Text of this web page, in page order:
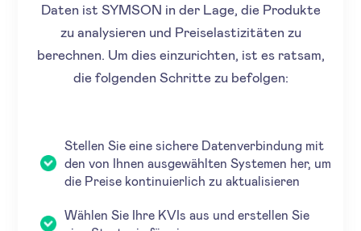
Daten ist SYMSON in der Lage, die Produkte
zu analysieren und Preiselastizitäten zu
berechnen. Um dies einzurichten, ist es ratsam,
die folgenden Schritte zu befolgen:
Stellen Sie eine sichere Datenverbindung mit
den von Ihnen ausgewählten Systemen her, um
die Preise kontinuierlich zu aktualisieren
Wählen Sie Ihre KVIs aus und erstellen Sie